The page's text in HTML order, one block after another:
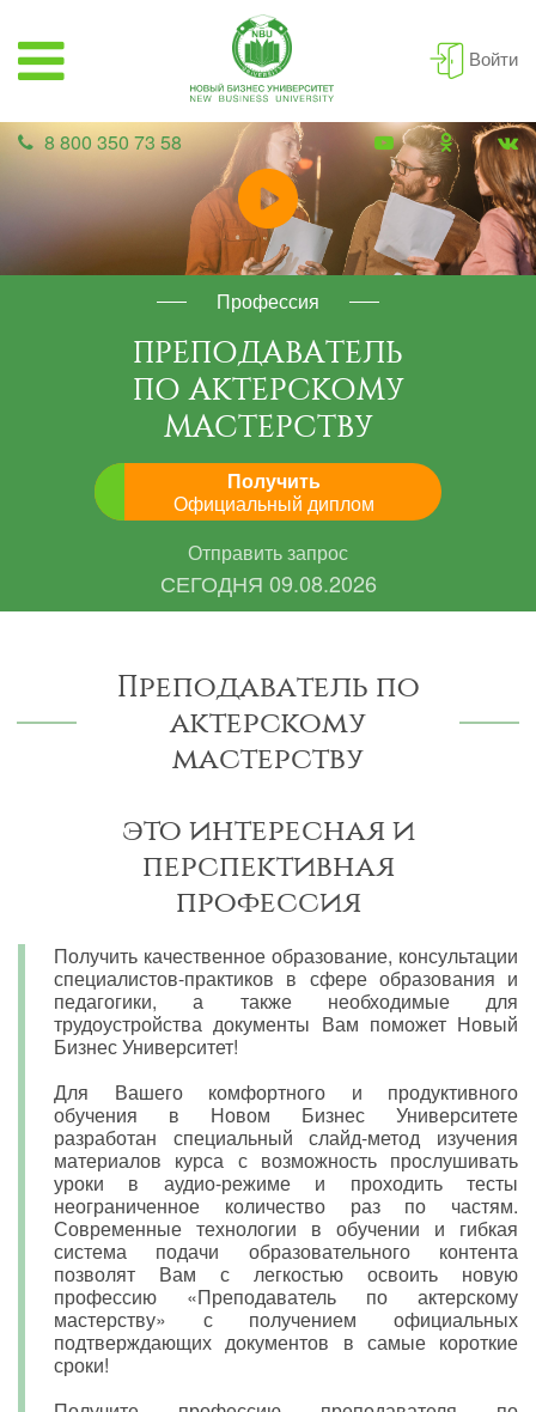
Войти
8 800 350 73 58
Профессия
ПРЕПОДАВАТЕЛЬ
ПО АКТЕРСКОМУ
МАСТЕРСТВУ
Получить
Официальный диплом
Отправить запрос
СЕГОДНЯ 09.08.2026
Преподаватель по
актерскому
мастерству
это интересная и
перспективная
профессия
Получить качественное образование, консультации
специалистов-практиков в сфере образования и
педагогики, а также необходимые для
трудоустройства документы Вам поможет Новый
Бизнес Университет!
Для Вашего комфортного и продуктивного
обучения в Новом Бизнес Университете
разработан специальный слайд-метод изучения
материалов курса с возможность прослушивать
уроки в аудио-режиме и проходить тесты
неограниченное количество раз по частям.
Современные технологии в обучении и гибкая
система подачи образовательного контента
позволят Вам с легкостью освоить новую
профессию «Преподаватель по актерскому
мастерству» с получением официальных
подтверждающих документов в самые короткие
сроки!